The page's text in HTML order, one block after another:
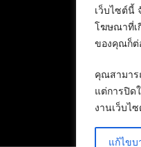
เว็บไซต์นี้
โฆษณาที่เ
ของคุณก็ต่
คุณสามาร
แต่การปิด
งานเว็บไ
แก้ไขบ